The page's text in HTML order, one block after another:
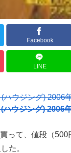
Facebook
LINE
ハウジング) 2006
って、値段（500
た。